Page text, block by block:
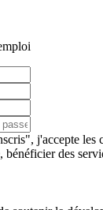
j'accepte les
bénéficier des